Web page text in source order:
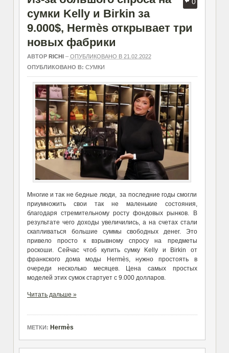
сумки Kelly и Birkin за
9.000$, Hermès открывает три
новых фабрики
АВТОР RICHI– ОПУБЛИКОВАНО В 21.02.2022
ОПУБЛИКОВАНО В: СУМКИ
Многие и так не бедные люди, за последние годы смогли
приумножить свои так не маленькие состояния,
благодаря стремительному росту фондовых рынков. В
результате чего доходы увеличились, а на счетах стали
скапливаться большие суммы свободных денег. Это
привело просто к взрывному спросу на предметы
роскоши. Сейчас чтоб купить сумку Kelly и Birkin от
франкского дома моды Hermès, нужно простоять в
очереди несколько месяцев. Цена самых простых
моделей этих сумок стартует с 9.000 долларов.
Читать дальше »
МЕТКИ: Hermès